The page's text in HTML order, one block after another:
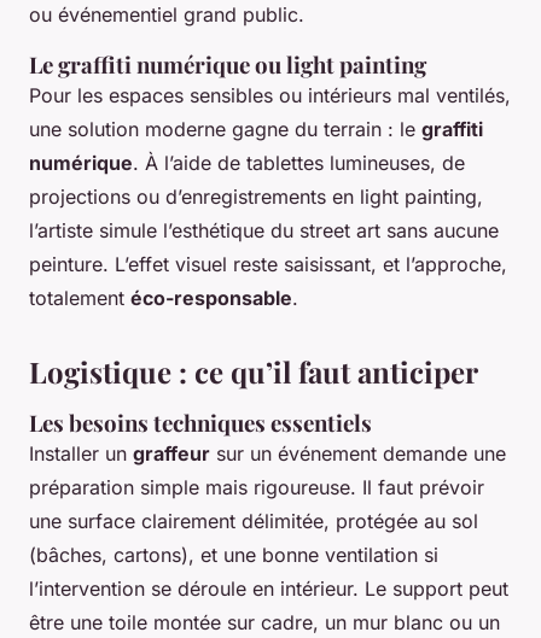
ou événementiel grand public.
Le graffiti numérique ou light painting
Pour les espaces sensibles ou intérieurs mal ventilés,
une solution moderne gagne du terrain : le graffiti
numérique. À l’aide de tablettes lumineuses, de
projections ou d’enregistrements en light painting,
l’artiste simule l’esthétique du street art sans aucune
peinture. L’effet visuel reste saisissant, et l’approche,
totalement éco-responsable.
Logistique : ce qu’il faut anticiper
Les besoins techniques essentiels
Installer un graffeur sur un événement demande une
préparation simple mais rigoureuse. Il faut prévoir
une surface clairement délimitée, protégée au sol
(bâches, cartons), et une bonne ventilation si
l’intervention se déroule en intérieur. Le support peut
être une toile montée sur cadre, un mur blanc ou un